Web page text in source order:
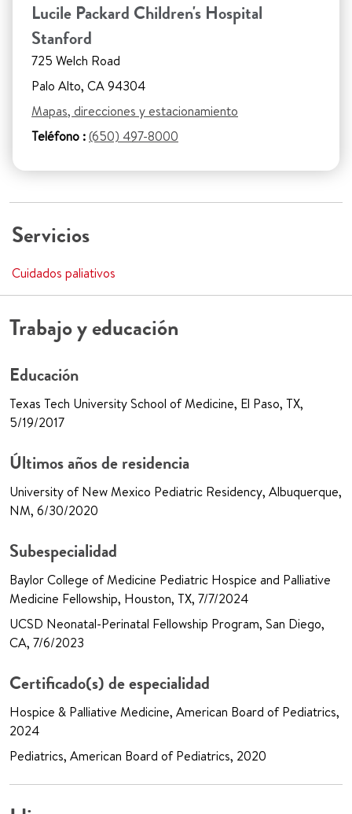
Lucile Packard Children's Hospital
Stanford
725 Welch Road
Palo Alto, CA 94304
Mapas, direcciones y estacionamiento
Teléfono :(650) 497-8000
Servicios
Cuidados paliativos
Trabajo y educación
Educación
Texas Tech University School of Medicine, El Paso, TX,
5/19/2017
Últimos años de residencia
University of New Mexico Pediatric Residency, Albuquerque,
NM, 6/30/2020
Subespecialidad
Baylor College of Medicine Pediatric Hospice and Palliative
Medicine Fellowship, Houston, TX, 7/7/2024
UCSD Neonatal-Perinatal Fellowship Program, San Diego,
CA, 7/6/2023
Certificado(s) de especialidad
Hospice & Palliative Medicine, American Board of Pediatrics,
2024
Pediatrics, American Board of Pediatrics, 2020